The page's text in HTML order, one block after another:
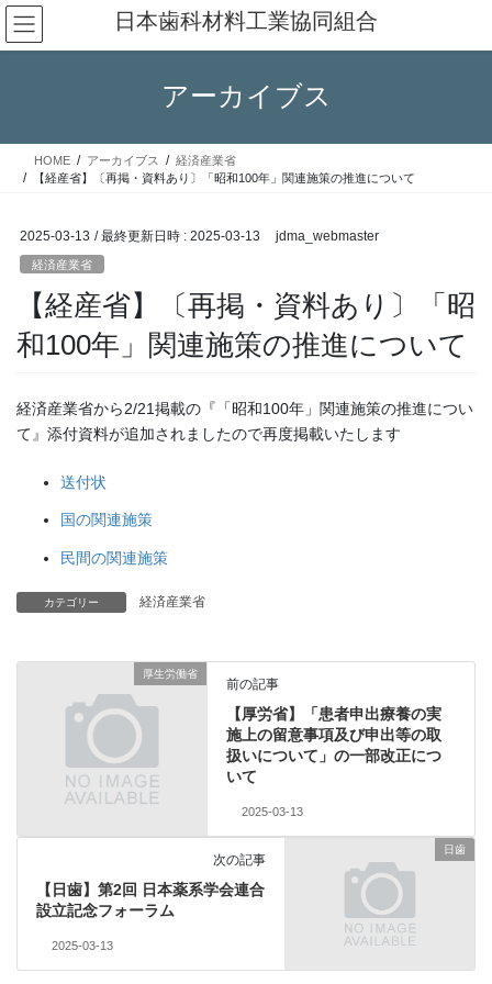
コ
ン
テ
ス
ナ
ビ
ゲ
ン
日本歯科材料工業協同組合
アーカイブス
HOME アーカイブス
経済産業省
【経産省】〔再掲・資料あり〕「昭和100年」関連施策の推進について
2025-03-13 / 最終更新日時 : 2025-03-13 jdma_webmaster
経済産業省
【経産省】〔再掲・資料あり〕「昭
和100年」関連施策の推進について
経済産業省から2/21掲載の『「昭和100年」関連施策の推進につい
て』添付資料が追加されましたので再度掲載いたします
送付状
国の関連施策
民間の関連施策
カテゴリー 経済産業省
厚生労働省
前の記事
【厚労省】「患者申出療養の実
施上の留意事項及び申出等の取
扱いについて」の一部改正につ
いて
2025-03-13
日歯
次の記事
【日歯】第2回 日本薬系学会連合
設立記念フォーラム
2025-03-13